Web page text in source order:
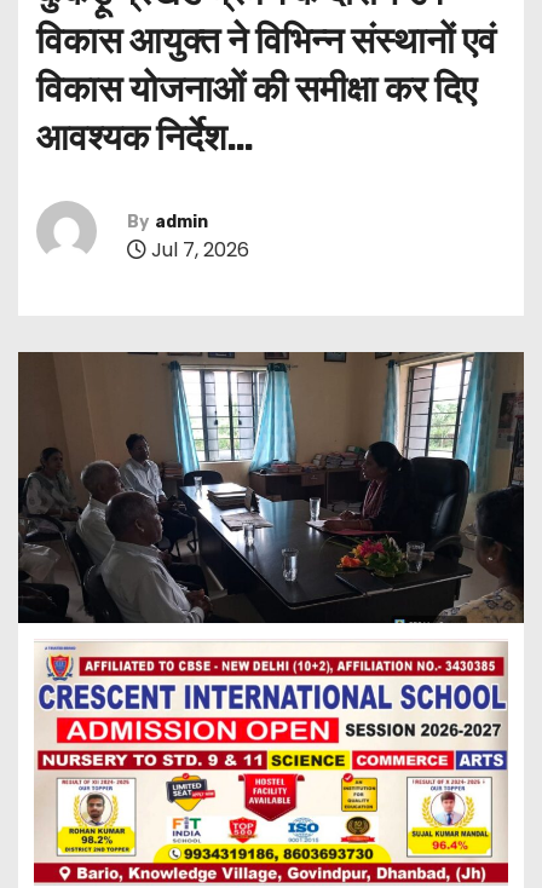
विकास आयुक्त ने विभिन्न संस्थानों एवं
विकास योजनाओं की समीक्षा कर दिए
आवश्यक निर्देश…
By admin
Jul 7, 2026